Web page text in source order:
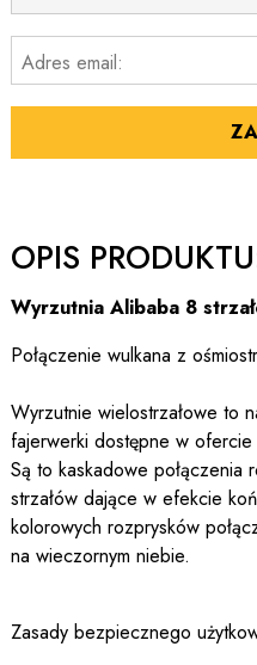
Adres email:
OPIS
Wyrzutnia Alibaba 8
Połączenie wulkana z
Wyrzutnie wielostrzałowe to
fajerwerki dostępne w
Są to kaskadowe
strzałów dające w efekcie
kolorowych rozprysków
na wieczornym niebie.
Zasady bezpiecznego